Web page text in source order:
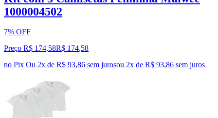
1000004502
7% OFF
Preço R$ 174,58R$ 174,58
no Pix Ou 2x de R$ 93,86 sem jurosou 2x de R$ 93,86 sem juros